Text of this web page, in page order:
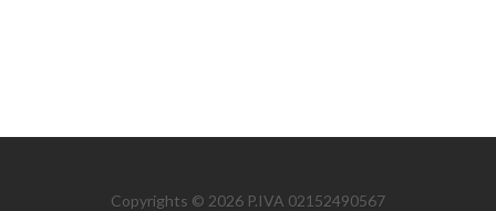
Copyrights © 2026 P.IVA 02152490567